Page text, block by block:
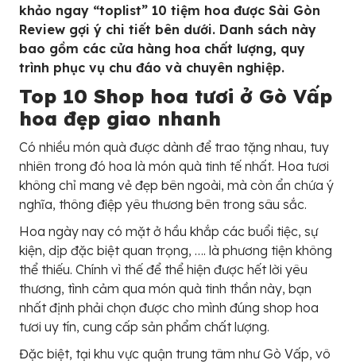
khảo ngay “toplist” 10 tiệm hoa được Sài Gòn
Review gợi ý chi tiết bên dưới. Danh sách này
bao gồm các cửa hàng hoa chất lượng, quy
trình phục vụ chu đáo và chuyên nghiệp.
Top 10 Shop hoa tươi ở Gò Vấp
hoa đẹp giao nhanh
Có nhiều món quà được dành để trao tặng nhau, tuy
nhiên trong đó hoa là món quà tinh tế nhất. Hoa tươi
không chỉ mang vẻ đẹp bên ngoài, mà còn ẩn chứa ý
nghĩa, thông điệp yêu thương bên trong sâu sắc.
Hoa ngày nay có mặt ở hầu khắp các buổi tiệc, sự
kiện, dịp đặc biệt quan trọng, …. là phương tiện không
thể thiếu. Chính vì thế để thể hiện được hết lời yêu
thương, tình cảm qua món quà tinh thần này, bạn
nhất định phải chọn được cho mình đúng shop hoa
tươi uy tín, cung cấp sản phẩm chất lượng.
Đặc biệt, tại khu vực quận trung tâm như Gò Vấp, vô